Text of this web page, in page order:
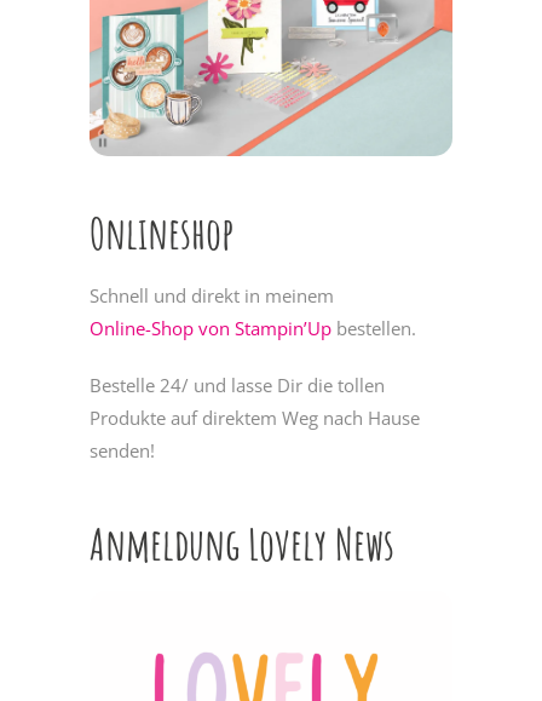
Onlineshop
Schnell und direkt in meinem
Online-Shop von Stampin’Up bestellen.
Bestelle 24/ und lasse Dir die tollen
Produkte auf direktem Weg nach Hause
senden!
Anmeldung Lovely News